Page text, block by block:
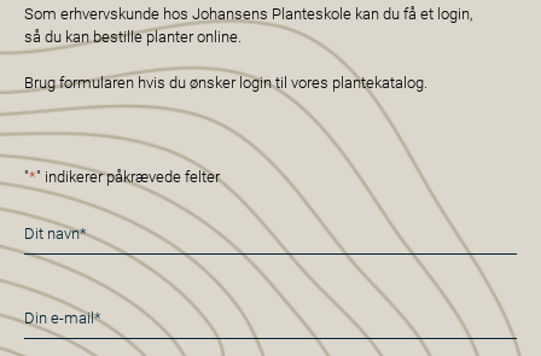
Som erhvervskunde hos Johansens Planteskole kan du få et login,
så du kan bestille planter online.
Brug formularen hvis du ønsker login til vores plantekatalog.
"*" indikerer påkrævede felter
Navn
*
E-
mail